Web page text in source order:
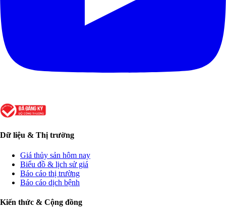
Dữ liệu & Thị trường
Giá thủy sản hôm nay
Biểu đồ & lịch sử giá
Báo cáo thị trường
Báo cáo dịch bệnh
Kiến thức & Cộng đồng